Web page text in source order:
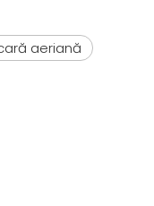
aeriană